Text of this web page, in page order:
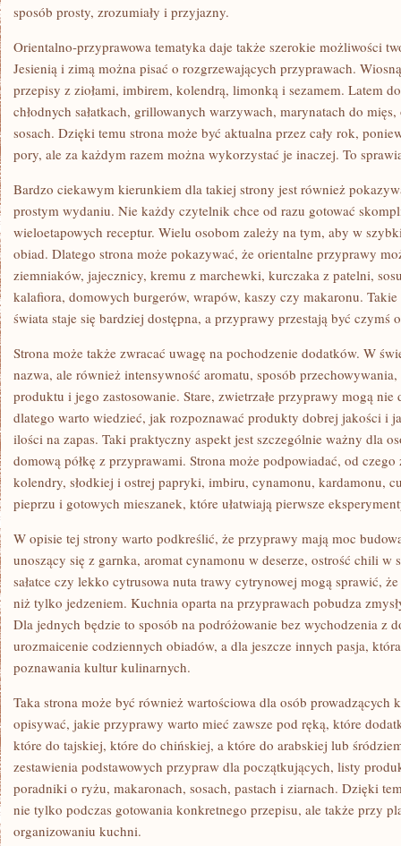
sposób prosty, zrozumiały i przyjazny.
Orientalno-przyprawowa tematyka daje także szerokie możliwości
Jesienią i zimą można pisać o rozgrzewających przyprawach.
przepisy z ziołami, imbirem, kolendrą, limonką i sezamem. Latem
chłodnych sałatkach, grillowanych warzywach, marynatach do
sosach. Dzięki temu strona może być aktualna przez cały rok,
pory, ale za każdym razem można wykorzystać je inaczej. To
Bardzo ciekawym kierunkiem dla takiej strony jest również
prostym wydaniu. Nie każdy czytelnik chce od razu gotować
wieloetapowych receptur. Wielu osobom zależy na tym, aby w
obiad. Dlatego strona może pokazywać, że orientalne przyprawy
ziemniaków, jajecznicy, kremu z marchewki, kurczaka z patelni,
kalafiora, domowych burgerów, wrapów, kaszy czy makaronu.
świata staje się bardziej dostępna, a przyprawy przestają być czymś
Strona może także zwracać uwagę na pochodzenie dodatków. W
nazwa, ale również intensywność aromatu, sposób
produktu i jego zastosowanie. Stare, zwietrzałe przyprawy mogą
dlatego warto wiedzieć, jak rozpoznawać produkty dobrej jakości i
ilości na zapas. Taki praktyczny aspekt jest szczególnie ważny dla
domową półkę z przyprawami. Strona może podpowiadać, od
kolendry, słodkiej i ostrej papryki, imbiru, cynamonu, kardamonu,
pieprzu i gotowych mieszanek, które ułatwiają pierwsze
W opisie tej strony warto podkreślić, że przyprawy mają moc
unoszący się z garnka, aromat cynamonu w deserze, ostrość chili w
sałatce czy lekko cytrusowa nuta trawy cytrynowej mogą sprawić,
niż tylko jedzeniem. Kuchnia oparta na przyprawach pobudza
Dla jednych będzie to sposób na podróżowanie bez wychodzenia z
urozmaicenie codziennych obiadów, a dla jeszcze innych pasja,
poznawania kultur kulinarnych.
Taka strona może być również wartościowa dla osób prowadzących
opisywać, jakie przyprawy warto mieć zawsze pod ręką, które
które do tajskiej, które do chińskiej, a które do arabskiej lub
zestawienia podstawowych przypraw dla początkujących, listy
poradniki o ryżu, makaronach, sosach, pastach i ziarnach. Dzięki
nie tylko podczas gotowania konkretnego przepisu, ale także przy
organizowaniu kuchni.